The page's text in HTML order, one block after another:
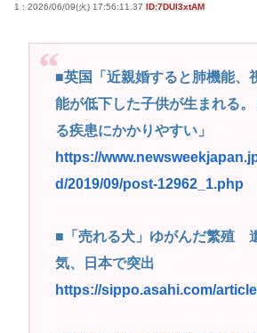
29歳バンドマン俺、もうどうやっ
はっきり言って高卒や中卒よりも
のほうが恥ずかしいよな🤔
ラジコンのキングタイガーでスズ
「ハチからしたら突然ドイツ戦車
ぞ」【海外
B’zって急に消えたよな
サイン入りドラム・スティックを
若くて美人なママと親友の淫らな
かされる「女神の加護を受けしマ
1 : 2026/06/09(火) 17:56:11.37 ID:7DUl3xtAM
■英国「近親婚すると肺機能、
能が低下した子供が生まれる
る疾患にかかりやすい」
https://
d/2019/09/post-12962_1.php
■「売れる犬」ゆがんだ繁殖
気、日本で突出
https://sippo.asahi.com/